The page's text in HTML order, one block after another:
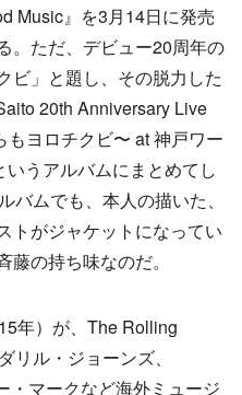
Music』を3月14日に発売
。ただ、デビュー20周年の
ビ」と題し、その脱力した
20th Anniversary Live
もヨロチクビ〜 at 神戸ワー
うアルバムにまとめてし
バムでも、本人の描いた、
トがジャケットになってい
の持ち味なのだ。
年）が、The Rolling
ル・ジョーンズ、
・マークなど海外ミュージ